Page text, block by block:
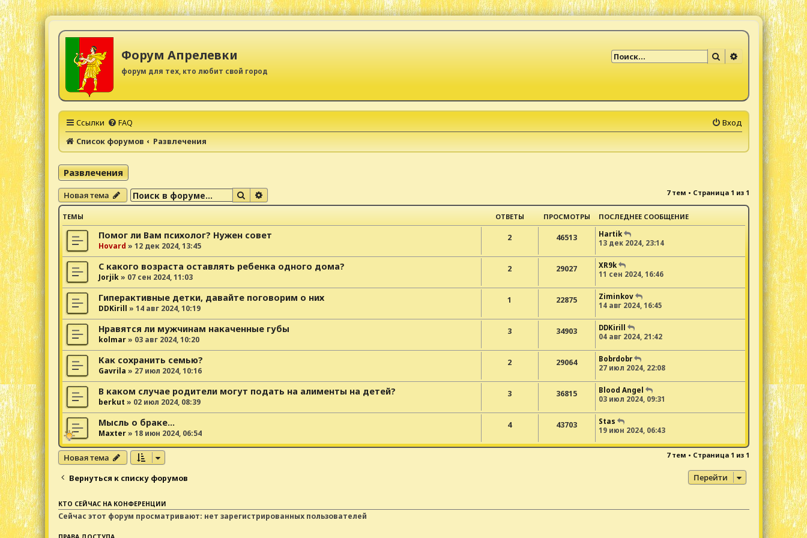
Форум Апрелевки
форум для тех, кто любит свой город
Поиск Расширенный
Ссылки FAQ
Вход
Список форумов
Развлечения
Развлечения
Новая тема Поиск 7 тем • Страница 1 из 1
ТЕМЫ ОТВЕТЫ ПРОСМОТРЫ ПОСЛЕДНЕЕ СООБЩЕНИЕ
Помог ли Вам психолог? Нужен совет
Hovard » 12 дек 2024, 13:45
2 46513
Hartik
13 дек 2024, 23:14
С какого возраста оставлять ребенка одного дома?
Jorjik» 07 сен 2024, 11:03
2 29027
XR9k
11 сен 2024, 16:46
Гиперактивные детки, давайте поговорим о них
DDKirill » 14 авг 2024, 10:19
1 22875
Ziminkov
14 авг 2024, 16:45
Нравятся ли мужчинам накаченные губы
kolmar» 03 авг 2024, 10:20
3 34903
DDKirill
04 авг 2024, 21:42
Как сохранить семью?
Gavrila » 27 июл 2024, 10:16
2 29064
Bobrdobr
27 июл 2024, 22:08
В каком случае родители могут подать на алименты на детей?
berkut » 02 июл 2024, 08:39
3 36815
Blood Angel
03 июл 2024, 09:31
Мысль о браке...
Maxter» 18 июн 2024, 06:54
4 43703
Stas
19 июн 2024, 06:43
Новая тема 7 тем • Страница 1 из 1
Вернуться к списку форумов Перейти
КТО СЕЙЧАС НА КОНФЕРЕНЦИИ
Сейчас этот форум просматривают: нет зарегистрированных пользователей